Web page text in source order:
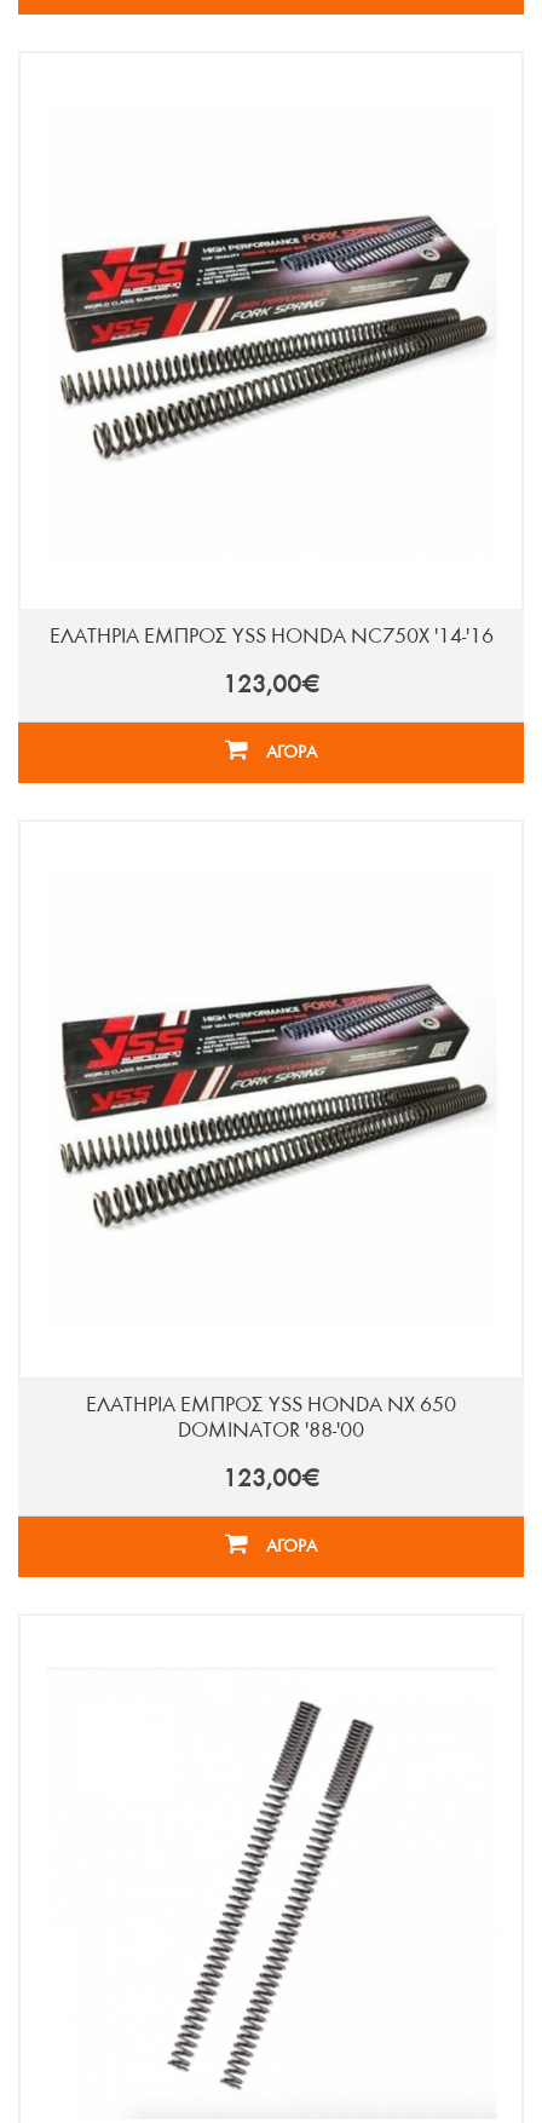
ΕΛΑΤΗΡΙΑ ΕΜΠΡΟΣ YSS HONDA NC750X '14-'16
123,00€
ΑΓΟΡΑ
ΕΛΑΤΗΡΙΑ ΕΜΠΡΟΣ YSS HONDA NX 650
DOMINATOR '88-'00
123,00€
ΑΓΟΡΑ